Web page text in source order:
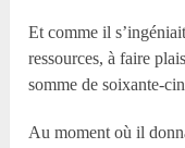
Et comme il
ressources, à faire
somme de soixante-
Au moment où il